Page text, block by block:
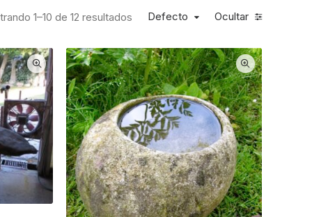
Ocultar
Defecto
1–10 de 12 resultados